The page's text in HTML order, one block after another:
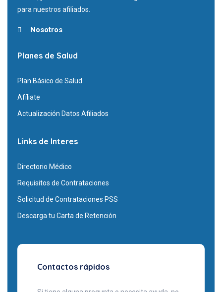
para nuestros afiliados.
Nosotros
Planes de Salud
Plan Básico de Salud
Afíliate
Actualización Datos Afiliados
Links de Interes
Directorio Médico
Requisitos de Contrataciones
Solicitud de Contrataciones PSS
Descarga tu Carta de Retención
Contactos rápidos